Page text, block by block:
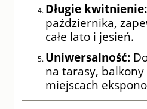
Długie kwitnienie:
października,
całe lato i jesień.
Uniwersalność:
na tarasy,
miejscach